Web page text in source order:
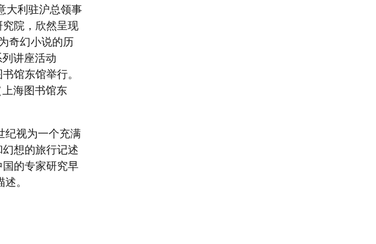
大利驻沪总领事
院，欣然呈现
奇幻小说的历
讲座活动
馆东馆举行。
海图书馆东
纪视为一个充满
想的旅行记述
的专家研究早
。